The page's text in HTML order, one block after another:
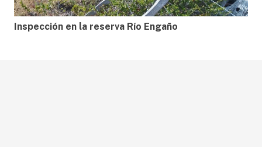
Inspección en la reserva Río Engaño